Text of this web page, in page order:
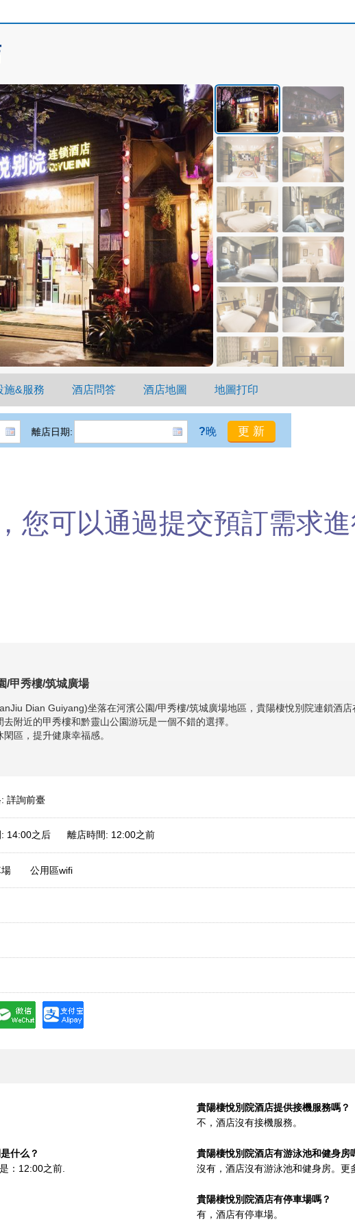
施&服務 酒店問答 酒店地圖 地圖打印
離店日期: ?晚
您可以通過提交預訂需求進
/甲秀樓/筑城廣場
Dian Guiyang)坐落在河濱公園/甲秀樓/筑城廣場地區，貴陽棲悅別院連鎖酒
附近的甲秀樓和黔靈山公園游玩是一個不錯的選擇。
區，提升健康幸福感。
詳詢前臺
: 14:00之后 離店時間: 12:00之前
公用區wifi
貴陽棲悅別院酒店提供接機服務嗎？
不，酒店沒有接機服務。
什么？
：12:00之前.
貴陽棲悅別院酒店有游泳池和健身房
沒有，酒店沒有游泳池和健身房。更
貴陽棲悅別院酒店有停車場嗎？
有，酒店有停車場。